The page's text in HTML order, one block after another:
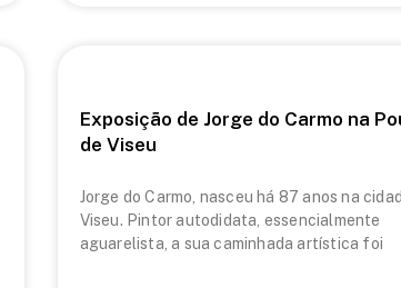
Exposição de Jorge do Carmo na
de Viseu
Jorge do Carmo, nasceu há 87 anos na
Viseu. Pintor autodidata, essencialmente
aguarelista, a sua caminhada artística foi